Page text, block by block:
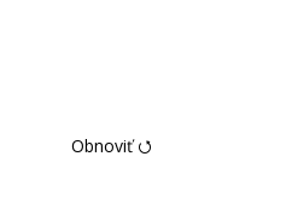
Obnoviť ⭯